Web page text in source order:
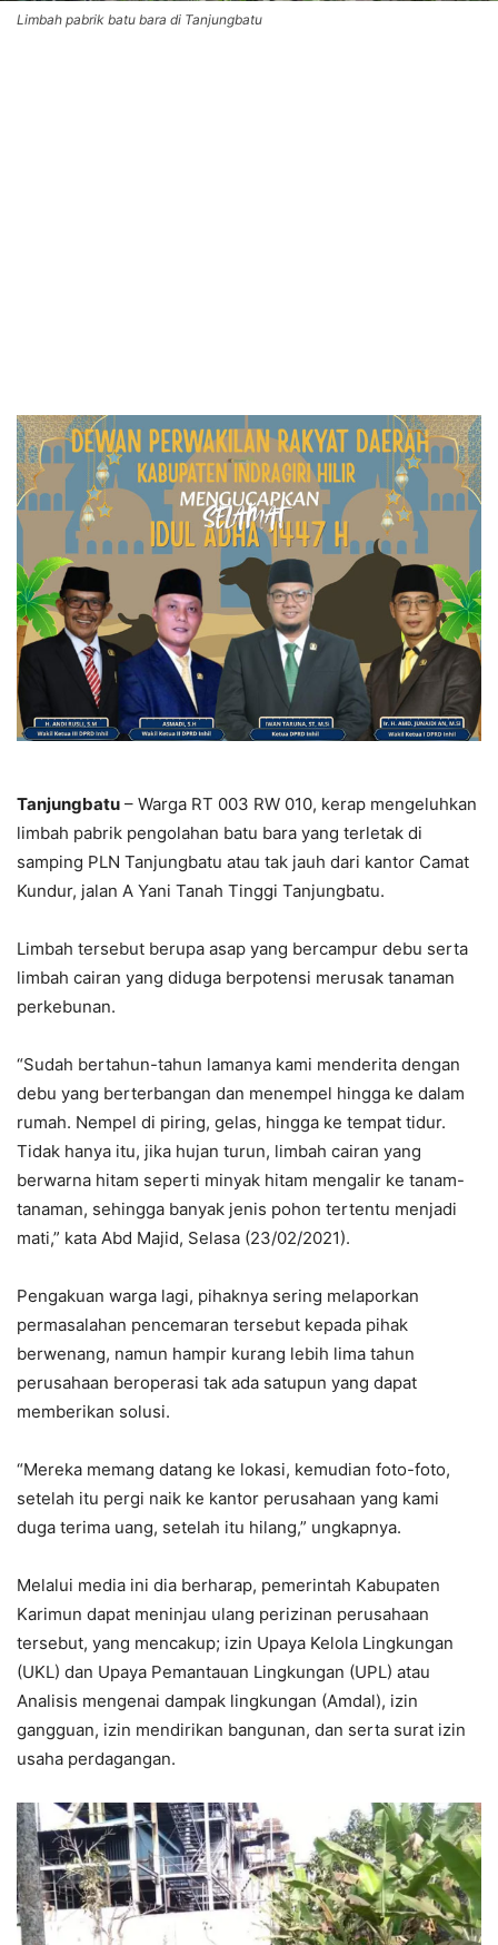
Limbah pabrik batu bara di Tanjungbatu
Tanjungbatu – Warga RT 003 RW 010, kerap mengeluhkan
limbah pabrik pengolahan batu bara yang terletak di
samping PLN Tanjungbatu atau tak jauh dari kantor Camat
Kundur, jalan A Yani Tanah Tinggi Tanjungbatu.
Limbah tersebut berupa asap yang bercampur debu serta
limbah cairan yang diduga berpotensi merusak tanaman
perkebunan.
“Sudah bertahun-tahun lamanya kami menderita dengan
debu yang berterbangan dan menempel hingga ke dalam
rumah. Nempel di piring, gelas, hingga ke tempat tidur.
Tidak hanya itu, jika hujan turun, limbah cairan yang
berwarna hitam seperti minyak hitam mengalir ke tanam-
tanaman, sehingga banyak jenis pohon tertentu menjadi
mati,” kata Abd Majid, Selasa (23/02/2021).
Pengakuan warga lagi, pihaknya sering melaporkan
permasalahan pencemaran tersebut kepada pihak
berwenang, namun hampir kurang lebih lima tahun
perusahaan beroperasi tak ada satupun yang dapat
memberikan solusi.
“Mereka memang datang ke lokasi, kemudian foto-foto,
setelah itu pergi naik ke kantor perusahaan yang kami
duga terima uang, setelah itu hilang,” ungkapnya.
Melalui media ini dia berharap, pemerintah Kabupaten
Karimun dapat meninjau ulang perizinan perusahaan
tersebut, yang mencakup; izin Upaya Kelola Lingkungan
(UKL) dan Upaya Pemantauan Lingkungan (UPL) atau
Analisis mengenai dampak lingkungan (Amdal), izin
gangguan, izin mendirikan bangunan, dan serta surat izin
usaha perdagangan.